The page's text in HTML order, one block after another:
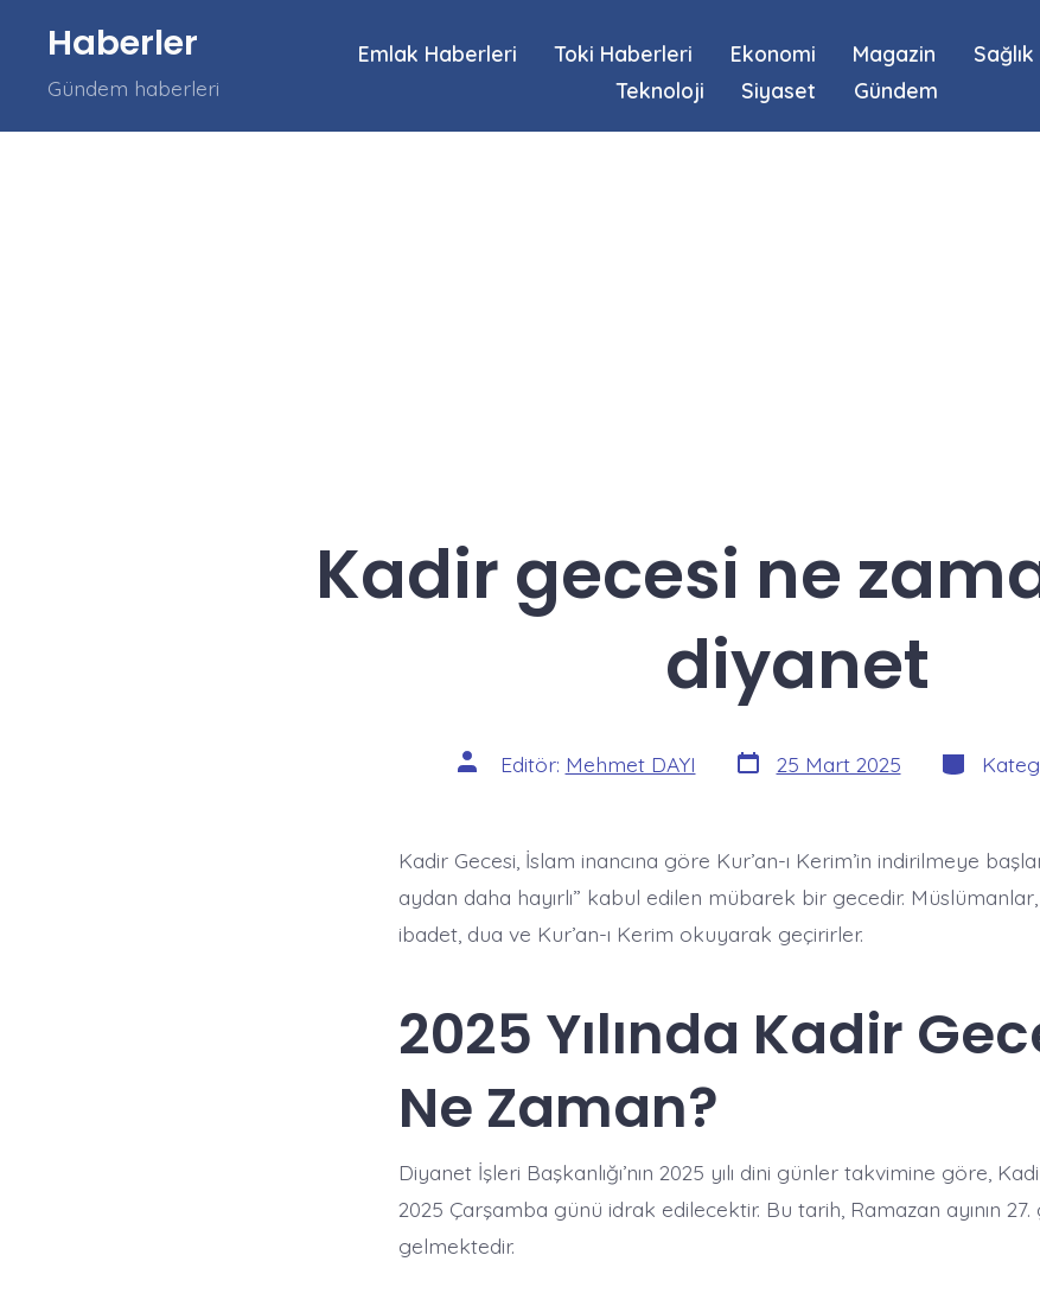
Haberler
Gündem haberleri
Emlak Haberleri Toki Haberleri Ekonomi Magazin Sağlık
Teknoloji
Siyaset Gündem
Kadir gecesi ne
diyanet
Yazının
yazarı
Editör: Mehmet DAYI Yazı
tarihi
25 Mart 2025
Kadir Gecesi, İslam inancına göre Kur’an-ı Kerim’in indirilmeye
aydan daha hayırlı” kabul edilen mübarek bir gecedir.
ibadet, dua ve Kur’an-ı Kerim okuyarak geçirirler.​
2025 Yılında Kadir
Ne Zaman?
Diyanet İşleri Başkanlığı’nın 2025 yılı dini günler takvimine göre,
2025 Çarşamba günü idrak edilecektir. Bu tarih, Ramazan ayının
gelmektedir. ​